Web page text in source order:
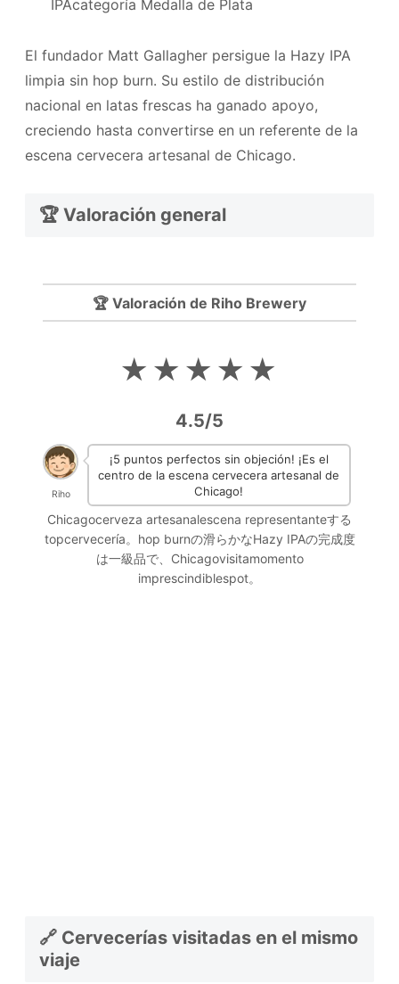
IPAcategoría Medalla de Plata
El fundador Matt Gallagher persigue la Hazy IPA
limpia sin hop burn. Su estilo de distribución
nacional en latas frescas ha ganado apoyo,
creciendo hasta convertirse en un referente de la
escena cervecera artesanal de Chicago.
🏆 Valoración general
🏆 Valoración de Riho Brewery
★★★★★
4.5/5
Riho
¡5 puntos perfectos sin objeción! ¡Es el
centro de la escena cervecera artesanal de
Chicago!
Chicagocerveza artesanalescena representanteする
topcervecería。hop burnの滑らかなHazy IPAの完成度
は一級品で、Chicagovisitamomento
imprescindiblespot。
🔗 Cervecerías visitadas en el mismo
viaje